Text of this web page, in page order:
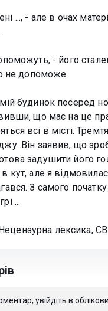
..., - але в очах
- його
не допоможе.
будинок посеред
що має на це
всі в місті.
Він заявив, що
задушити його
кут, але я
З самого
...
лексика,
увійдіть в